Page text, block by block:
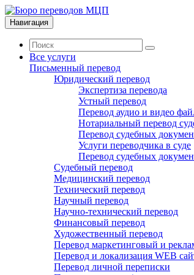
Навигация
Все услуги
Письменный перевод
Юридический перевод
Экспертиза перевода
Устный перевод
Перевод аудио и видео
Нотариальный перевод
Перевод судебных
Услуги переводчика в суде
Перевод судебных
Судебный перевод
Медицинский перевод
Технический перевод
Научный перевод
Научно-технический перевод
Финансовый перевод
Художественный перевод
Перевод маркетинговый и
Перевод и локализация WEB
Перевод личной переписки